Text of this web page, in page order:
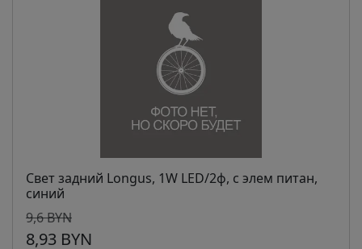
Свет задний Longus, 1W LED/2ф, с элем питан,
синий
9,6 BYN
8,93 BYN